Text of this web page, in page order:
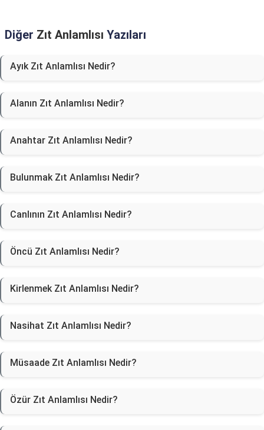
Diğer Zıt Anlamlısı Yazıları
Ayık Zıt Anlamlısı Nedir?
Alanın Zıt Anlamlısı Nedir?
Anahtar Zıt Anlamlısı Nedir?
Bulunmak Zıt Anlamlısı Nedir?
Canlının Zıt Anlamlısı Nedir?
Öncü Zıt Anlamlısı Nedir?
Kirlenmek Zıt Anlamlısı Nedir?
Nasihat Zıt Anlamlısı Nedir?
Müsaade Zıt Anlamlısı Nedir?
Özür Zıt Anlamlısı Nedir?